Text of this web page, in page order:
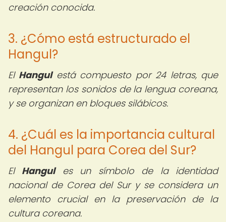
creación conocida.
3. ¿Cómo está estructurado el
Hangul?
El Hangulestá compuesto por 24 letras, que
representan los sonidos de la lengua coreana,
y se organizan en bloques silábicos.
4. ¿Cuál es la importancia cultural
del Hangul para Corea del Sur?
El Hangules un símbolo de la identidad
nacional de Corea del Sur y se considera un
elemento crucial en la preservación de la
cultura coreana.